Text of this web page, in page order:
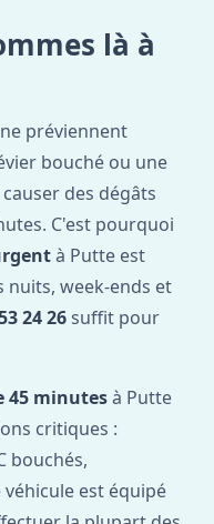
là à
ne préviennent
bouché ou une
des dégâts
C'est pourquoi
à Putte est
nuits, week-ends et
24 26 suffit pour
45 minutesà Putte
critiques :
bouchés,
est équipé